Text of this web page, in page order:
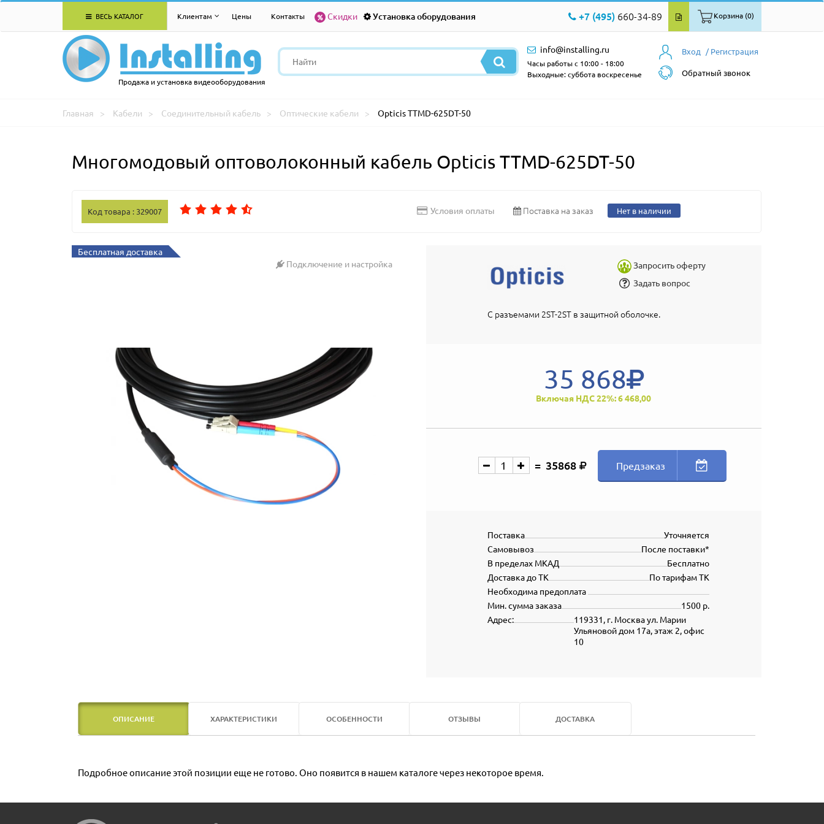
ВЕСЬ КАТАЛОГ Клиентам Цены Контакты Скидки Установка оборудования +7 (495) 660-34-89 Корзина (0)
Продажа и установка видеооборудования
Вход / Регистрация
Обратный звонок
info@installing.ru
Часы работы с 10:00 - 18:00
Выходные: суббота воскресенье
Главная Кабели Соединительный кабель Оптические кабели Opticis TTMD-625DT-50
Многомодовый оптоволоконный кабель Opticis TTMD-625DT-50
Код товара : 329007 Условия оплаты Поставка на заказ Нет в наличии
Бесплатная доставка
Подключение и настройка
Запросить оферту
Задать вопрос
С разъемами 2ST-2ST в защитной оболочке.
35 868
Включая НДС 22%: 6 468,00
35868 Предзаказ
Уточняется
Поставка
После поставки*
Самовывоз
Бесплатно
В пределах МКАД
По тарифам ТК
Доставка до ТК
Необходима предоплата
1500 р.
Мин. сумма заказа
119331, г. Москва ул. Марии
Ульяновой дом 17а, этаж 2, офис
10
Адрес:
ОПИСАНИЕ ХАРАКТЕРИСТИКИ ОСОБЕННОСТИ ОТЗЫВЫ ДОСТАВКА
Подробное описание этой позиции еще не готово. Оно появится в нашем каталоге через некоторое время.